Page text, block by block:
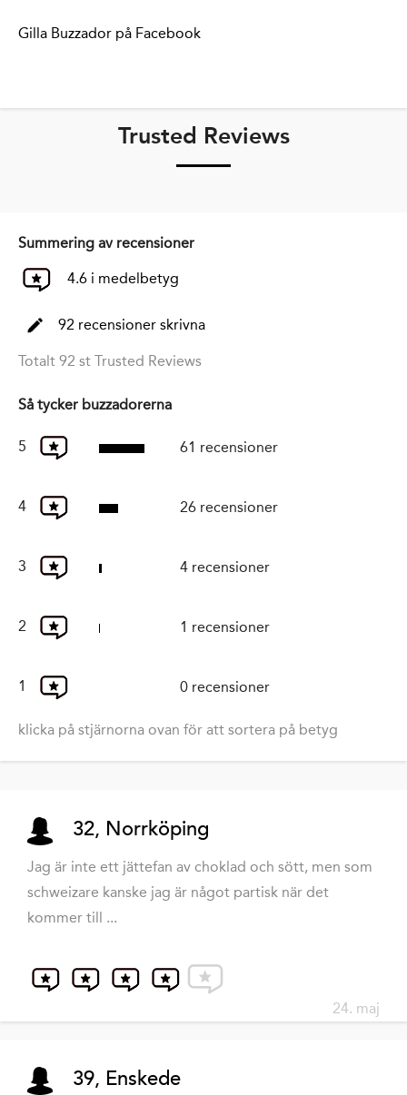
Gilla Buzzador på Facebook
Trusted Reviews
Summering av recensioner
4.6 i medelbetyg
92 recensioner skrivna
Totalt 92 st Trusted Reviews
Så tycker buzzadorerna
5 61 recensioner
4 26 recensioner
3 4 recensioner
2 1 recensioner
1 0 recensioner
klicka på stjärnorna ovan för att sortera på betyg
32, Norrköping
Jag är inte ett jättefan av choklad och sött, men som
schweizare kanske jag är något partisk när det
kommer till ...
24. maj
39, Enskede